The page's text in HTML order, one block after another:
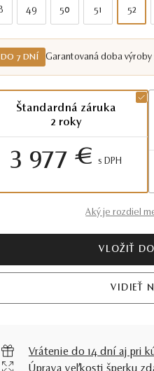
49 50 51 52
DO 7 DNÍ Garantovaná doba
Štandardná záruka
2 roky
3 977 € S DPH
Aký je rozdiel
VLOŽIŤ
VIDIEŤ
Vrátenie do 14 dní aj pri